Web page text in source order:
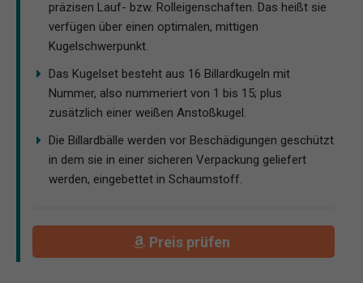
präzisen Lauf- bzw. Rolleigenschaften. Das heißt sie
verfügen über einen optimalen, mittigen
Kugelschwerpunkt.
Das Kugelset besteht aus 16 Billardkugeln mit
Nummer, also nummeriert von 1 bis 15; plus
zusätzlich einer weißen Anstoßkugel.
Die Billardbälle werden vor Beschädigungen geschützt
in dem sie in einer sicheren Verpackung geliefert
werden, eingebettet in Schaumstoff.
Preis prüfen